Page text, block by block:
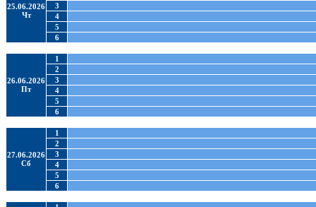
25.06.2026
Чт
3
4
5
6
26.06.2026
Пт
1
2
3
4
5
6
27.06.2026
Сб
1
2
3
4
5
6